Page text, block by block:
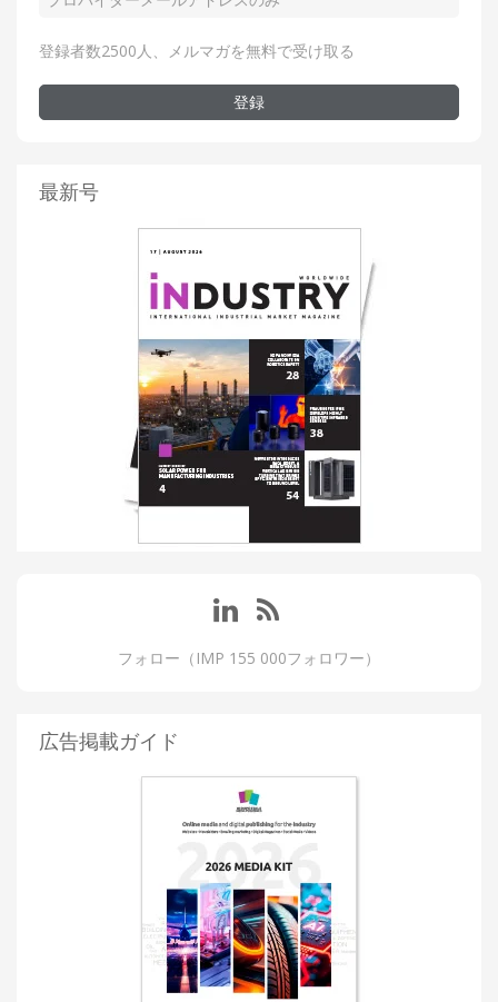
登録者数2500人、メルマガを無料で受け取る
登録
最新号
フォロー（IMP 155 000フォロワー）
広告掲載ガイド